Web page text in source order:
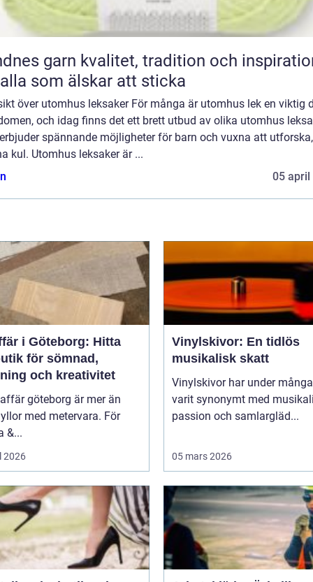
kvalitet, tradition och inspiration
som älskar att sticka
över utomhus leksaker För många är utomhus lek en viktig
och idag finns det ett brett utbud av olika utomhus
spännande möjligheter för barn och vuxna att
kul. Utomhus leksaker är ...
05 april
i Göteborg: Hitta
för sömnad,
och kreativitet
göteborg är mer än
med metervara. För
&...
2026
Vinylskivor: En tidlös
musikalisk skatt
Vinylskivor har under
varit synonymt med
passion och samlargläd...
05 mars 2026